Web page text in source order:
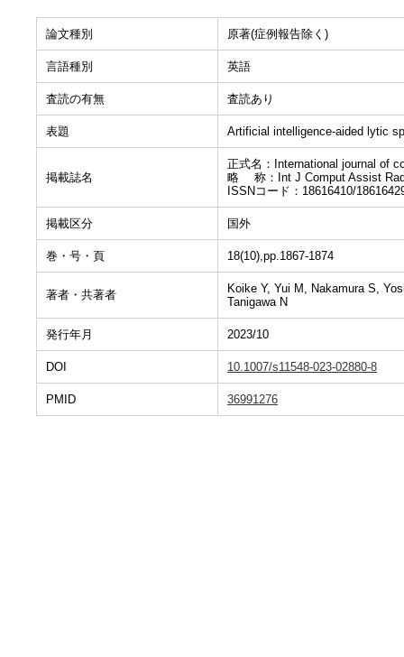
論文種別 原著(症例報告除く)
言語種別 英語
査読の有無 査読あり
表題 Artificial intelligence-aided lytic
掲載誌名
正式名：International journal of
略 称：Int J Comput Assist
ISSNコード：18616410/
掲載区分 国外
巻・号・頁 18(10),pp.1867-1874
著者・共著者
Koike Y, Yui M, Nakamura S,
Tanigawa N
発行年月 2023/10
DOI 10.1007/s11548-023-02880-8
PMID 36991276